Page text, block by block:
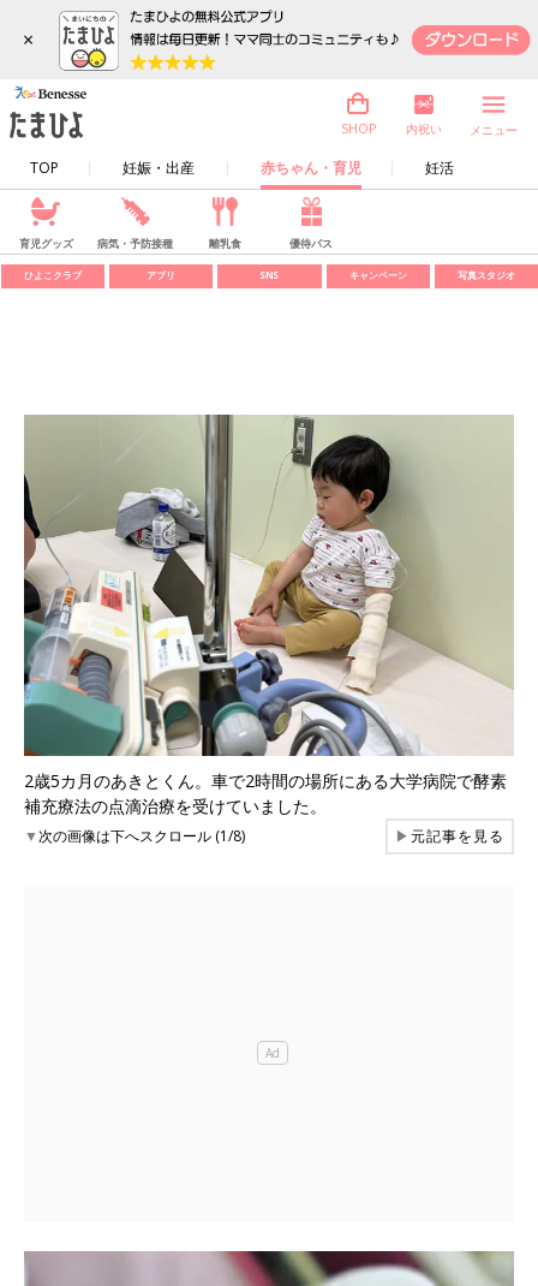
×
TOP 妊娠・出産 赤ちゃん・育児 妊活
SHOP 内祝い メニュー
育児グッズ 病気・予防接種 離乳食 優待パス
ひよこクラブ アプリ SNS キャンペーン 写真スタジオ
2歳5カ月のあきとくん。車で2時間の場所にある大学病院で酵素
補充療法の点滴治療を受けていました。
▼次の画像は下へスクロール (1/8) ▶元記事を見る